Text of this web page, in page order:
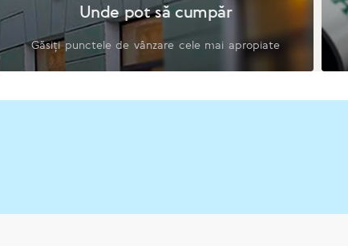
Unde pot să cumpăr
Găsiți punctele de vânzare cele mai apropiate